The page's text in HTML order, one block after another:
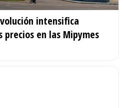
intensifica
en las Mipymes